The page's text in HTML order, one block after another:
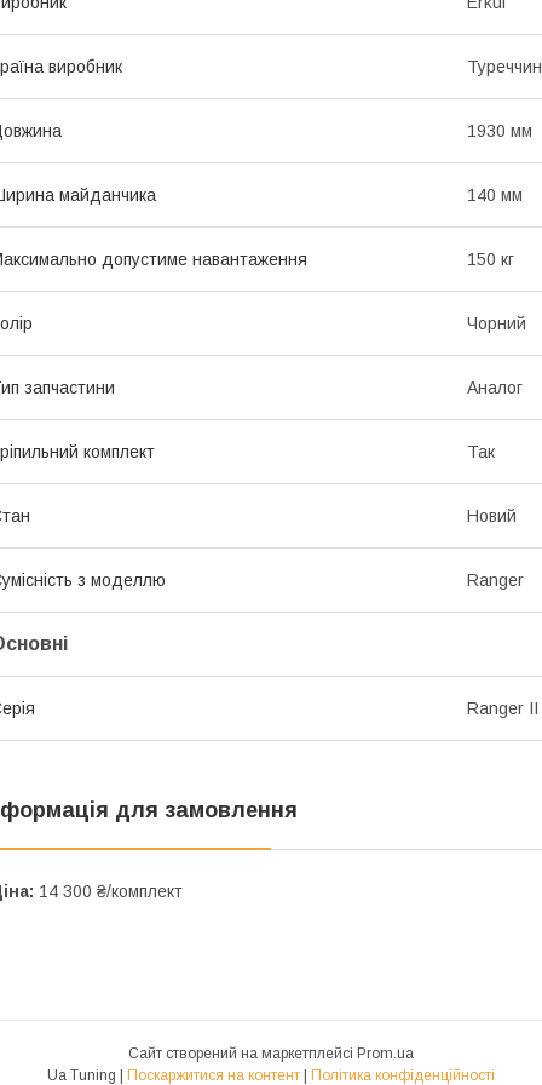
виробник
1930 мм
майданчика 140 мм
допустиме навантаження 150 кг
Чорний
запчастини Аналог
комплект Так
Новий
з моделлю Ranger
Ranger
для замовлення
14 300 ₴/комплект
Сайт створений на маркетплейсі Prom.ua
Ua Tuning | Поскаржитися на контент | Політика конфіденційності